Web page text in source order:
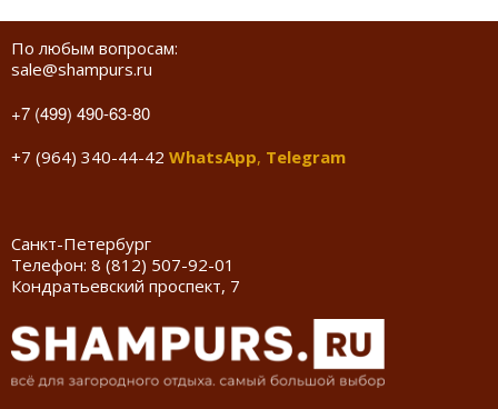
По любым вопросам:
sale@shampurs.ru
+7 (499) 490-63-80
+7 (964) 340-44-42 WhatsApp, Telegram
Санкт-Петербург
Телефон: 8 (812) 507-92-01
Кондратьевский проспект, 7